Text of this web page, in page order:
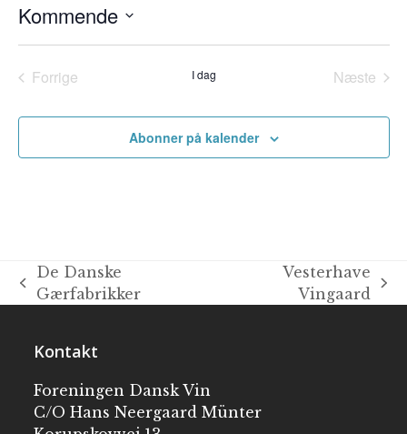
Kommende
Vælg
Forrige
I dag
Næste
Abonner på kalender
De Danske
Gærfabrikker
Vesterhave
Vingaard
Kontakt
Foreningen Dansk Vin
C/O Hans Neergaard Münter